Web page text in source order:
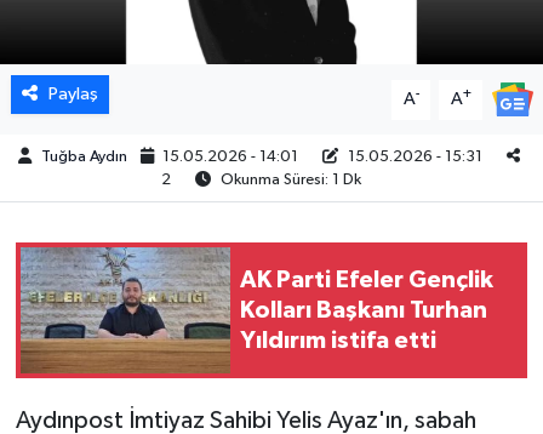
Paylaş A- A+
Tuğba Aydın 15.05.2026 - 14:01
15.05.2026 - 15:31
2
Okunma Süresi: 1 Dk
AK Parti Efeler Gençlik
Kolları Başkanı Turhan
Yıldırım istifa etti
Aydınpost İmtiyaz Sahibi Yelis Ayaz'ın, sabah
BİLİM VE TEKNOLOJİ
GENEL
GÜNDEM
HABERDE İNSAN
KÜLTÜR SANAT
MAGAZİN